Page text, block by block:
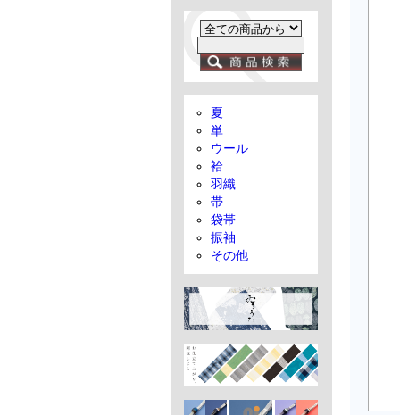
夏
単
ウール
袷
羽織
帯
袋帯
振袖
その他